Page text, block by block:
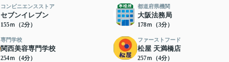
コンビニエンスストア
セブンイレブン
155ｍ（2分）
都道府県機関
大阪法務局
178ｍ（3分）
専門学校
関西美容専門学校
254ｍ（4分）
ファーストフード
松屋 天満橋店
257ｍ（4分）